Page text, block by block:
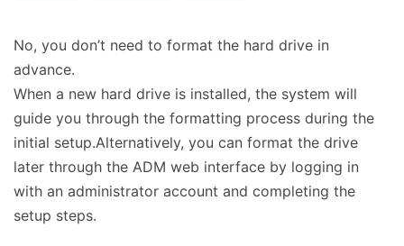
No, you don’t need to format the hard drive in
advance.
When a new hard drive is installed, the system will
guide you through the formatting process during the
initial setup.Alternatively, you can format the drive
later through the ADM web interface by logging in
with an administrator account and completing the
setup steps.